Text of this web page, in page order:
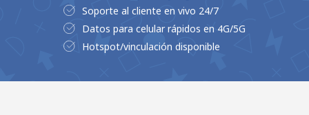
Soporte al cliente en vivo 24/7
Datos para celular rápidos en 4G/5G
Hotspot/vinculación disponible